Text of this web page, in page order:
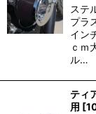
ステ
プラ
イン
ｃｍ
ル…
ティ
用 [